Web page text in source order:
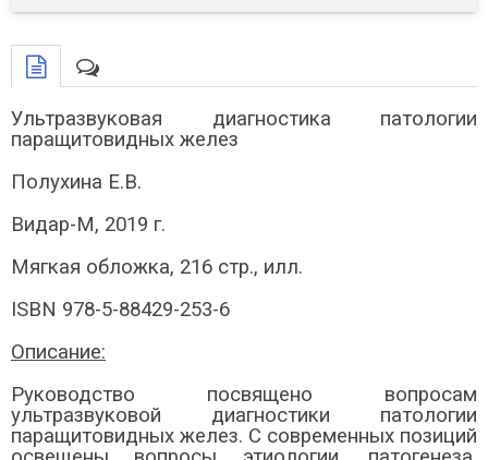
Ультразвуковая диагностика патологии
паращитовидных желез
Полухина Е.В.
Видар-М, 2019 г.
Мягкая обложка, 216 стр., илл.
ISBN 978-5-88429-253-6
Описание:
Руководство посвящено вопросам
ультразвуковой диагностики патологии
паращитовидных желез. C современных позиций